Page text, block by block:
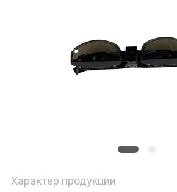
Характер продукции